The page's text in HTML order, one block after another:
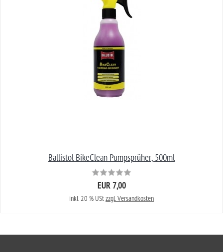
Ballistol BikeClean Pumpsprüher, 500ml
EUR 7,00
inkl. 20 % UStzzgl. Versandkosten